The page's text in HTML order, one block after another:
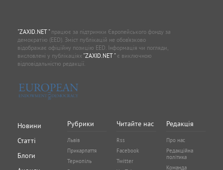
"ZAXID.NET "працює за підтримки Європейського фонду за
демократію (EED). Зміст публікацій не обов’язково
відображає офіційну позицію EED. Інформація чи погляди,
висловлені у публікаціях "ZAXID.NET "є виключною
відповідальністю редакції.
Новини
Статті
Блоги
Рубрики
Львів
Прикарпаття
Тернопіль
Читайте нас
Rss
Facebook
Twitter
Редакція
Про нас
Редакційна
політика
Команда